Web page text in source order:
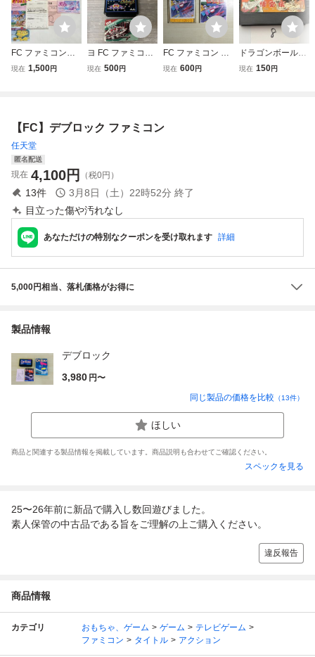
FC ファミコン
リップルアイラン
現在 1,500円
ヨ FC ファミコン
ギャラガ 箱付 動
現在 500円
FC ファミコン デ
ィスクシステム デ
現在 600円
ドラゴンボール3
悟空伝 任天堂
現在 150円
【FC】デブロック ファミコン
任天堂
匿名配送
現在 4,100円 （税0円）
13件 3月8日（土）22時52分 終了
目立った傷や汚れなし
あなただけの特別なクーポンを受け取れます 詳細
5,000円相当、落札価格がお得に
製品情報
デブロック
3,980 円〜
同じ製品の価格を比較 （13件）
ほしい
商品と関連する製品情報を掲載しています。商品説明も合わせてご確認ください。
スペックを見る
25〜26年前に新品で購入し数回遊びました。
素人保管の中古品である旨をご理解の上ご購入ください。
違反報告
商品情報
カテゴリ おもちゃ、ゲーム ゲーム
テレビゲーム
ファミコン
タイトル アクション